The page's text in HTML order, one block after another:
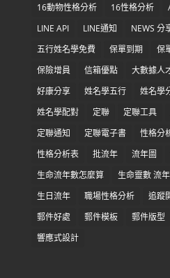
16動物性格分析 16性格分析
LINE API
LINE通知 NEWS 分
五行姓名學免費
保單到期 保
保險增員
信箱優點 大數據人
好康分享
姓名學五行 姓名學
姓名學配對
定聯 定聯工具
定聯通知
定聯電子書 性格分
性格分析表
批流年 流年圖
生命流年數怎麼算
生命靈數 流年
生日流年
職場性格分析 追蹤
郵件好處
郵件模板 郵件版型
響應式設計